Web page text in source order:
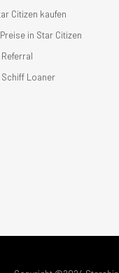
Citizen kaufen
in Star Citizen
Schiff Loaner